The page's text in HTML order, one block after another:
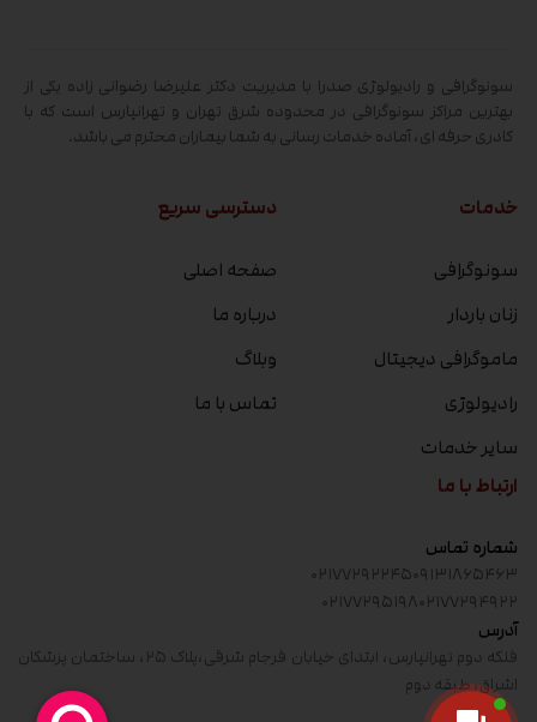
سونوگرافی و رادیولوژی صدرا با مدیریت دکتر علیرضا رضوانی زاده یکی از
بهترین مراکز سونوگرافی در محدوده شرق تهران و تهرانپارس است که با
کادری حرفه ای، آماده خدمات رسانی به شما بیماران محترم می باشد.
خدمات
سونوگرافی
زنان باردار
ماموگرافی دیجیتال
رادیولوژی
سایر خدمات
دسترسی سریع
صفحه اصلی
درباره ما
وبلاگ
تماس با ما
ارتباط با ما
شماره تماس
۰۹۱۳۱۸۶۵۴۶۳۰۲۱۷۷۲۹۲۲۴۵
۰۲۱۷۷۲۹۴۹۲۲۰۲۱۷۷۲۹۵۱۹۸
آدرس
فلکه دوم تهرانپارس، ابتدای خیابان فرجام شرقی،پلاک ۲۵، ساختمان پزشکان
اشراق، طبقه دوم